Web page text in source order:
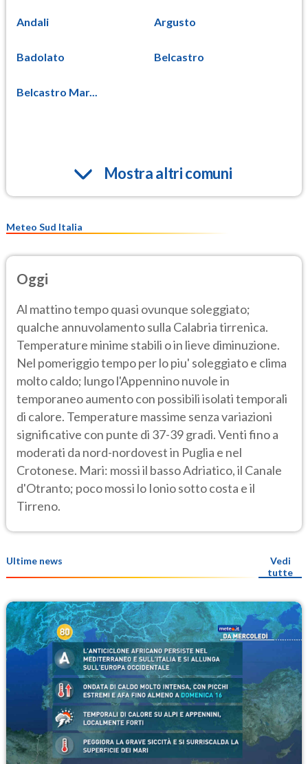
Andali Argusto
Badolato Belcastro
Belcastro Mar...
Mostra altri comuni
Meteo Sud Italia
Oggi
Al mattino tempo quasi ovunque soleggiato;
qualche annuvolamento sulla Calabria tirrenica.
Temperature minime stabili o in lieve diminuzione.
Nel pomeriggio tempo per lo piu' soleggiato e clima
molto caldo; lungo l'Appennino nuvole in
temporaneo aumento con possibili isolati temporali
di calore. Temperature massime senza variazioni
significative con punte di 37-39 gradi. Venti fino a
moderati da nord-nordovest in Puglia e nel
Crotonese. Mari: mossi il basso Adriatico, il Canale
d'Otranto; poco mossi lo Ionio sotto costa e il
Tirreno.
Ultime news
Vedi
tutte